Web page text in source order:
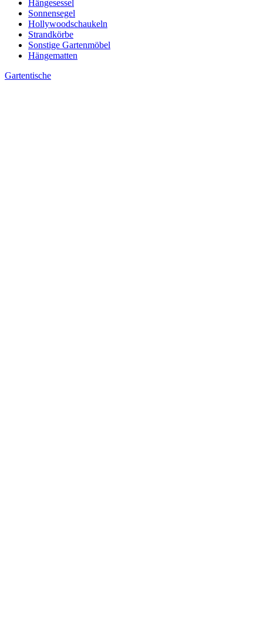
Hängesessel
Sonnensegel
Hollywoodschaukeln
Strandkörbe
Sonstige Gartenmöbel
Hängematten
Gartentische